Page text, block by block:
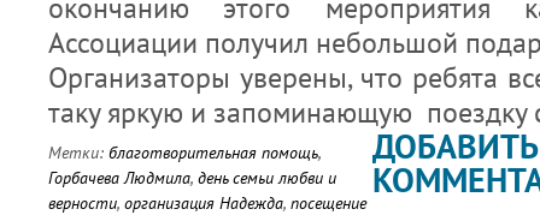
Ассоциации получил небольшой
Организаторы уверены, что ребята
таку яркую и запоминающую поездку
Метки: благотворительная помощь,
Горбачева Людмила, день семьи любви и
верности, организация Надежда, посещение
ДОБАВИТЬ